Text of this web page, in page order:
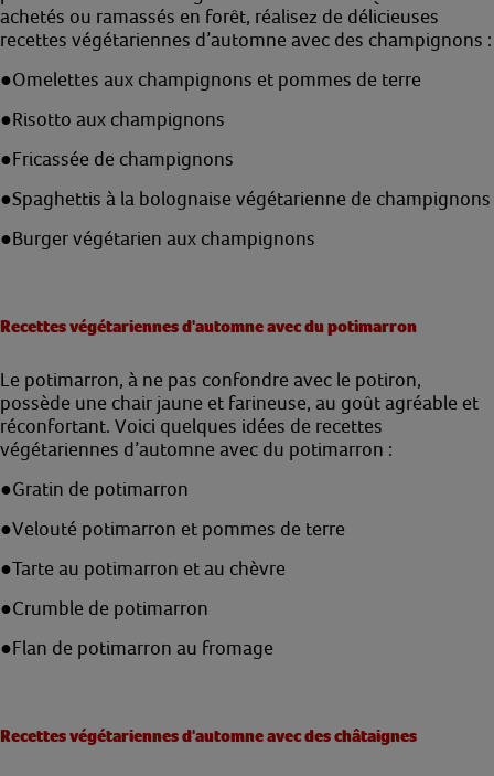
achetés ou ramassés en forêt, réalisez de délicieuses
recettes végétariennes d’automne avec des champignons :
●Omelettes aux champignons et pommes de terre
●Risotto aux champignons
●Fricassée de champignons
●Spaghettis à la bolognaise végétarienne de champignons
●Burger végétarien aux champignons
Recettes végétariennes d'automne avec du potimarron
Le potimarron, à ne pas confondre avec le potiron,
possède une chair jaune et farineuse, au goût agréable et
réconfortant. Voici quelques idées de recettes
végétariennes d’automne avec du potimarron :
●Gratin de potimarron
●Velouté potimarron et pommes de terre
●Tarte au potimarron et au chèvre
●Crumble de potimarron
●Flan de potimarron au fromage
Recettes végétariennes d'automne avec des châtaignes